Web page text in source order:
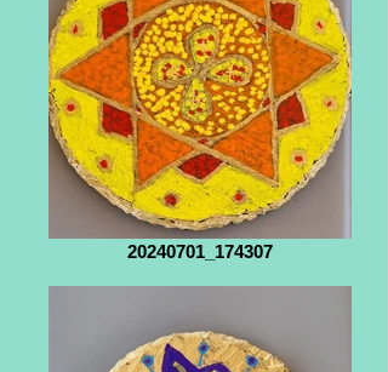
20240701_174307